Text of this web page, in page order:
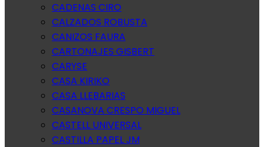
CADENAS CIRO
CALZADOS ROBUSTA
CANIZOS FAURA
CARTONAJES GISBERT
CARYSE
CASA KIRIKO
CASA LLEBARIAS
CASANOVA CRESPO MIGUEL
CASTELL UNIVERSAL
CASTILLA PAPEL JM